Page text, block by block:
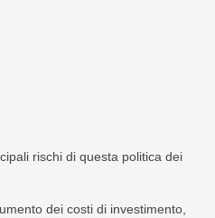
rischi di questa politica dei
dei costi di investimento,